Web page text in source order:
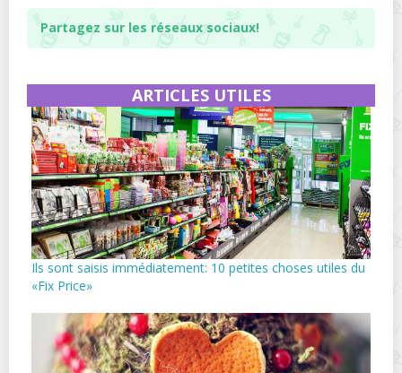
Partagez sur les réseaux sociaux!
ARTICLES UTILES
Ils sont saisis immédiatement: 10 petites choses utiles du
«Fix Price»